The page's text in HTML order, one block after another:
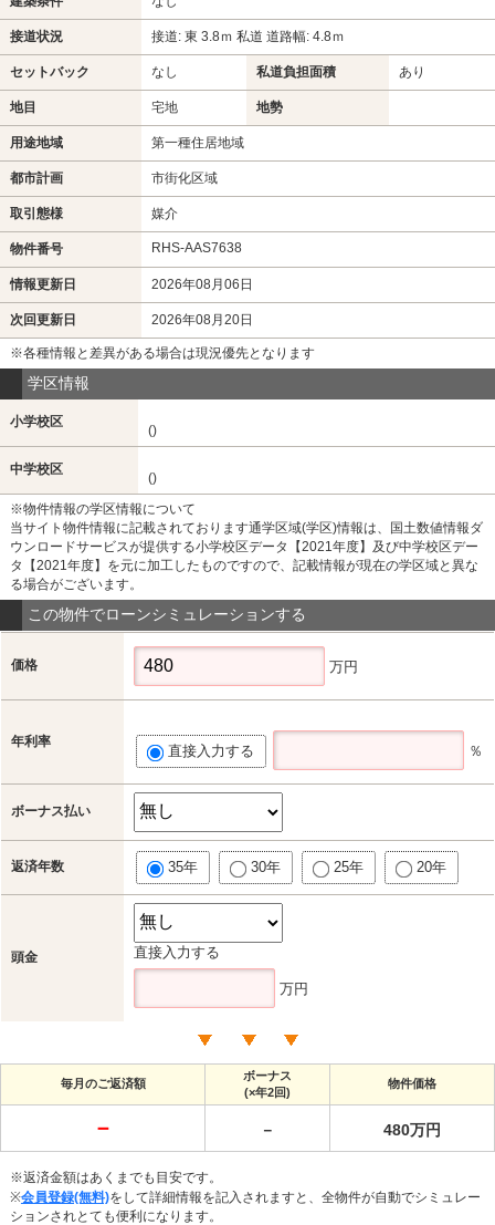
接道状況 接道: 東 3.8ｍ 私道 道路幅: 4.8ｍ
セットバック なし 私道負担面積 あり
地目 宅地 地勢
用途地域 第一種住居地域
都市計画 市街化区域
取引態様 媒介
物件番号 RHS-AAS7638
情報更新日 2026年08月06日
次回更新日 2026年08月20日
※各種情報と差異がある場合は現況優先となります
学区情報
小学校区
()
中学校区
()
※物件情報の学区情報について
当サイト物件情報に記載されております通学区域(学区)情報は、国土数値情報ダ
ウンロードサービスが提供する小学校区データ【2021年度】及び中学校区デー
タ【2021年度】を元に加工したものですので、記載情報が現在の学区域と異な
る場合がございます。
この物件でローンシミュレーションする
価格 万円
年利率
直接入力する ％
ボーナス払い
返済年数 35年 30年 25年 20年
頭金 直接入力する
万円
毎月のご返済額
ボーナス
(×年2回)
物件価格
－ － 480万円
※返済金額はあくまでも目安です。
※会員登録(無料)をして詳細情報を記入されますと、全物件が自動でシミュレー
ションされとても便利になります。